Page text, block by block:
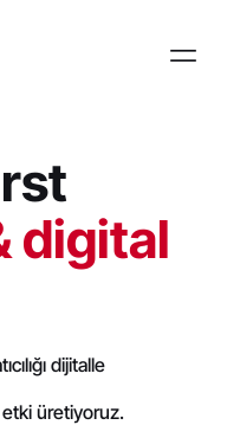
digital
dijitalle
üretiyoruz.